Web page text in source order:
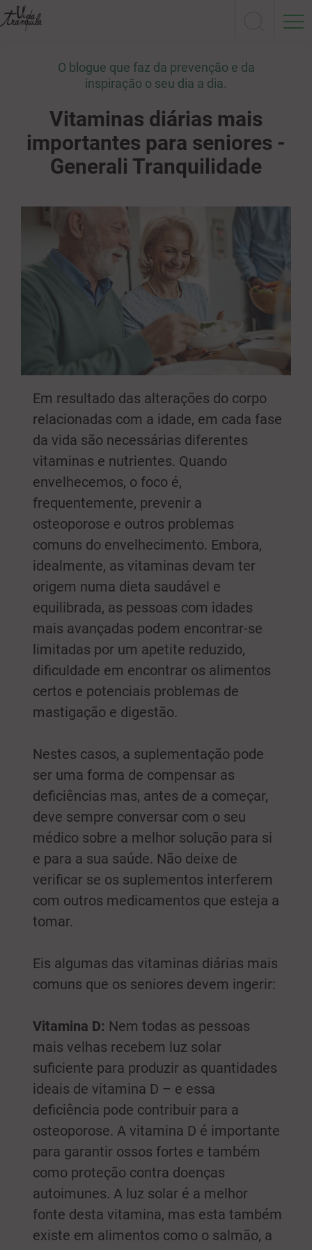
O blogue que faz da prevenção e da
inspiração o seu dia a dia.
Vitaminas diárias mais
importantes para seniores -
Generali Tranquilidade
Em resultado das alterações do corpo
relacionadas com a idade, em cada fase
da vida são necessárias diferentes
vitaminas e nutrientes. Quando
envelhecemos, o foco é,
frequentemente, prevenir a
osteoporose e outros problemas
comuns do envelhecimento. Embora,
idealmente, as vitaminas devam ter
origem numa dieta saudável e
equilibrada, as pessoas com idades
mais avançadas podem encontrar-se
limitadas por um apetite reduzido,
dificuldade em encontrar os alimentos
certos e potenciais problemas de
mastigação e digestão.
Nestes casos, a suplementação pode
ser uma forma de compensar as
deficiências mas, antes de a começar,
deve sempre conversar com o seu
médico sobre a melhor solução para si
e para a sua saúde. Não deixe de
verificar se os suplementos interferem
com outros medicamentos que esteja a
tomar.
Eis algumas das vitaminas diárias mais
comuns que os seniores devem ingerir:
Vitamina D: Nem todas as pessoas
mais velhas recebem luz solar
suficiente para produzir as quantidades
ideais de vitamina D – e essa
deficiência pode contribuir para a
osteoporose. A vitamina D é importante
para garantir ossos fortes e também
como proteção contra doenças
autoimunes. A luz solar é a melhor
fonte desta vitamina, mas esta também
existe em alimentos como o salmão, a